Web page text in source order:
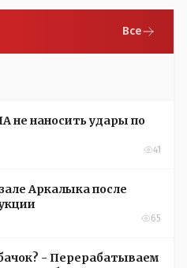
Все
не наносить удары по
41
Аркалыка после
65
- Перерабатываем